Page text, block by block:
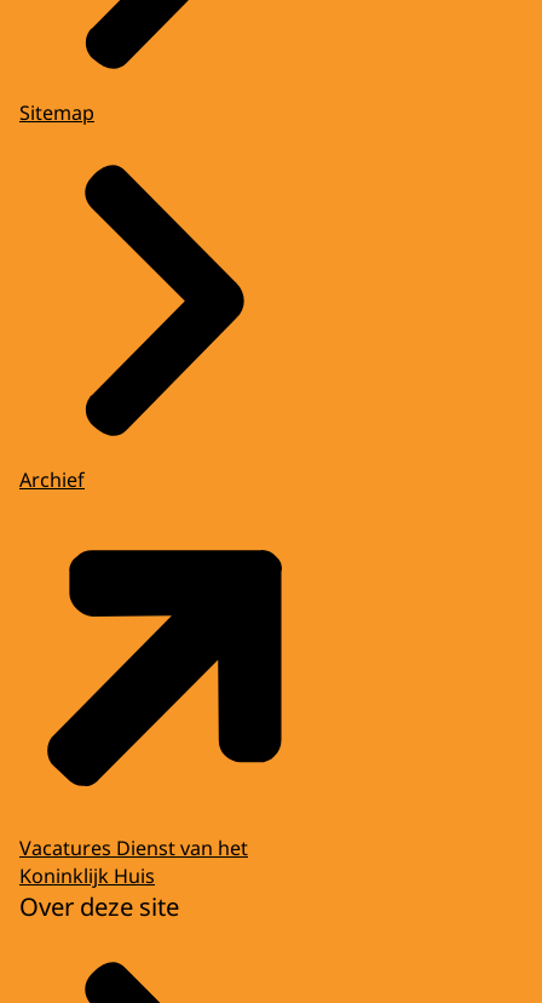
Sitemap
Archief
Vacatures Dienst van het
Koninklijk Huis
Over deze site